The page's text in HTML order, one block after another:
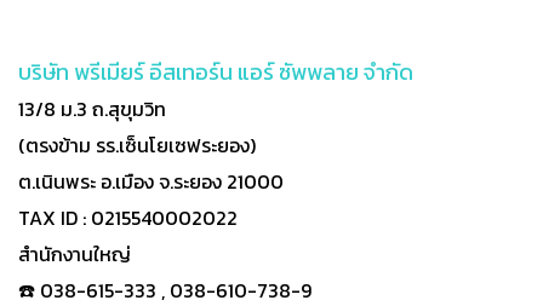
บริษัท พรีเมียร์ อีสเทอร์น แอร์ ซัพพลาย จำกัด
13/8 ม.3 ถ.สุขุมวิท
(ตรงข้าม รร.เซ็นโยเซฟระยอง)
ต.เนินพระ อ.เมือง จ.ระยอง 21000
TAX ID : 0215540002022
สำนักงานใหญ่
☎️ 038-615-333 , 038-610-738-9